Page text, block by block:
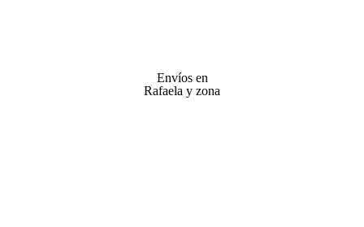
Envíos en
Rafaela y zona